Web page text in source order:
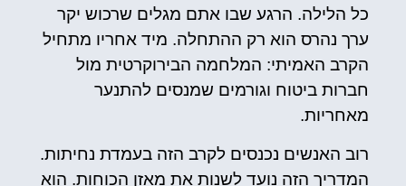
כל הלילה. הרגע שבו אתם מגלים שרכוש יקר
ערך נהרס הוא רק ההתחלה. מיד אחריו מתחיל
הקרב האמיתי: המלחמה הבירוקרטית מול
חברות ביטוח וגורמים שמנסים להתנער
מאחריות.
רוב האנשים נכנסים לקרב הזה בעמדת נחיתות.
המדריך הזה נועד לשנות את מאזן הכוחות. הוא